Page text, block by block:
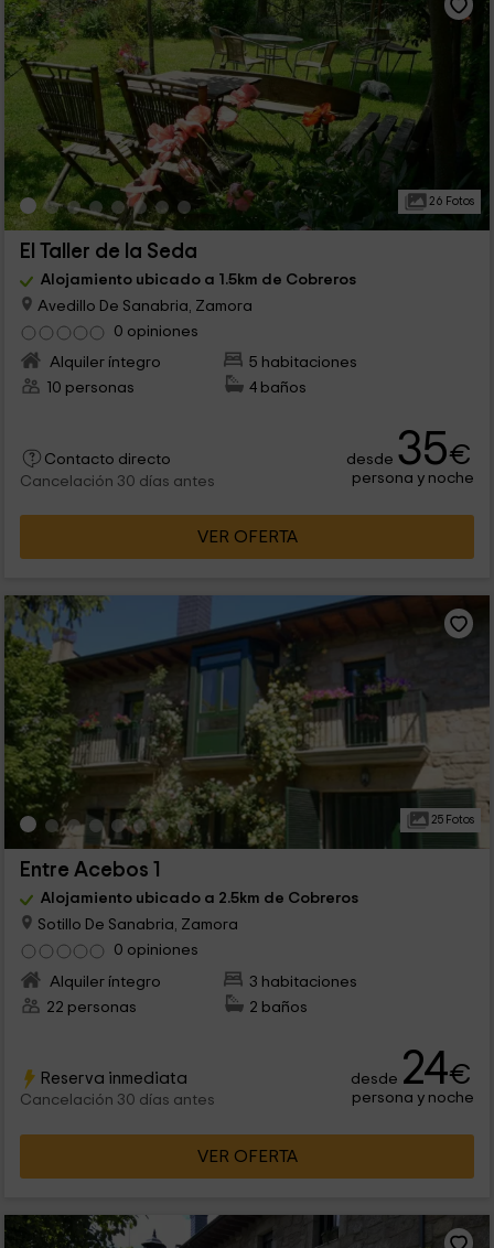
26 Fotos
El Taller de la Seda
Alojamiento ubicado a 1.5km de Cobreros
Avedillo De Sanabria, Zamora
0 opiniones
Alquiler íntegro
5 habitaciones
10 personas
4 baños
Contacto directo
Cancelación 30 días antes
desde 35€
persona y noche
VER OFERTA
25 Fotos
Entre Acebos 1
Alojamiento ubicado a 2.5km de Cobreros
Sotillo De Sanabria, Zamora
0 opiniones
Alquiler íntegro
3 habitaciones
22 personas
2 baños
Reserva inmediata
Cancelación 30 días antes
desde 24€
persona y noche
VER OFERTA